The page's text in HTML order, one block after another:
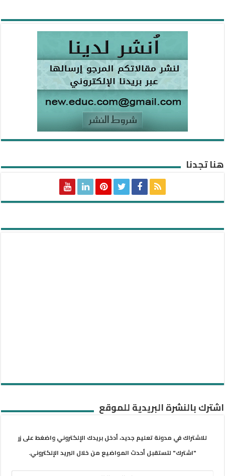
هنا تجدنا
اشترك بالنشرة البريدية للموقع
للاشتراك في مدونة تعليم جديد، أدخل بريدك الإلكتروني واضغط على زر
"اشترك" لتستقبل أحدث المواضيع من خلال البريد الإلكتروني.